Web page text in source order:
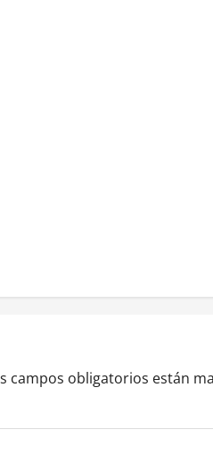
campos obligatorios están